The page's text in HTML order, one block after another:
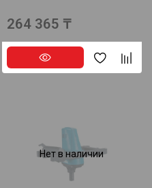
264 365 ₸
Нет в наличии